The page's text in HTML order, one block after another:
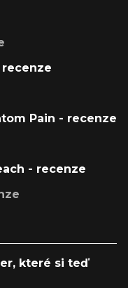
Pain - recenze
- recenze
které si teď